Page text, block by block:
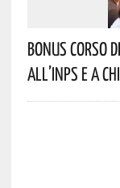
Bonus Corso
All’INPS E A